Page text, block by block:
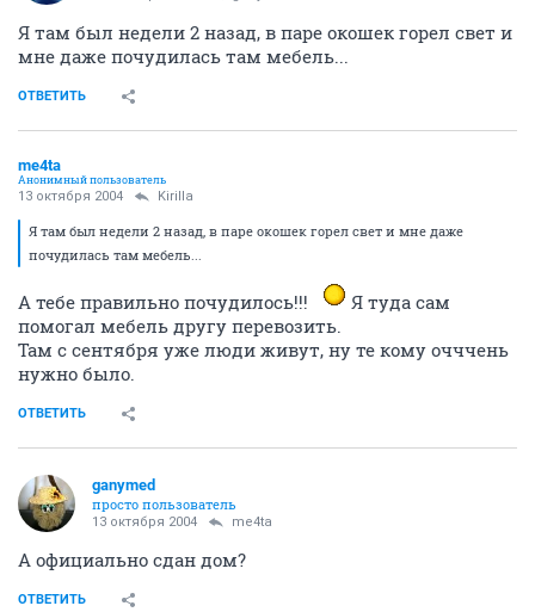
Я там был недели 2 назад, в паре окошек горел свет и
мне даже почудилась там мебель...
ОТВЕТИТЬ
me4ta
Анонимный пользователь
13 октября 2004 Kirilla
Я там был недели 2 назад, в паре окошек горел свет и мне даже
почудилась там мебель...
А тебе правильно почудилось!!!
Я туда сам
помогал мебель другу перевозить.
Там с сентября уже люди живут, ну те кому очччень
нужно было.
ОТВЕТИТЬ
ganymed
просто пользователь
13 октября 2004 me4ta
А официально сдан дом?
ОТВЕТИТЬ